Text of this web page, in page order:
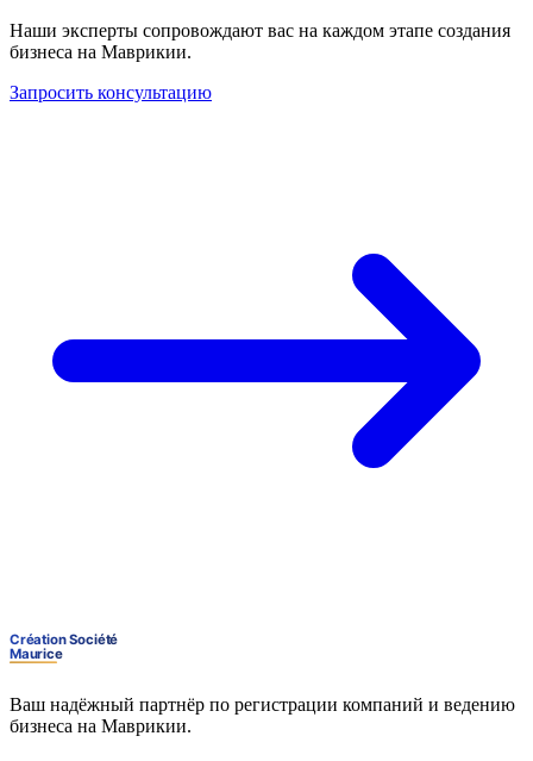
Наши эксперты сопровождают вас на каждом этапе создания
бизнеса на Маврикии.
Запросить консультацию
Ваш надёжный партнёр по регистрации компаний и ведению
бизнеса на Маврикии.